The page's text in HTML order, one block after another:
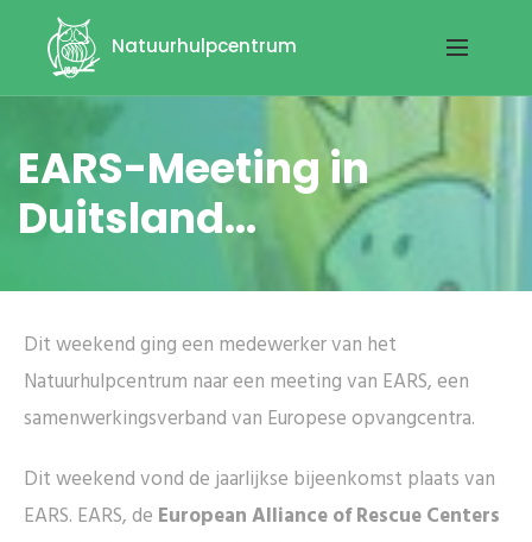
Natuurhulpcentrum
EARS-Meeting in
Duitsland...
Dit weekend ging een medewerker van het
Natuurhulpcentrum naar een meeting van EARS, een
samenwerkingsverband van Europese opvangcentra.
Dit weekend vond de jaarlijkse bijeenkomst plaats van
EARS. EARS, de European Alliance of Rescue Centers